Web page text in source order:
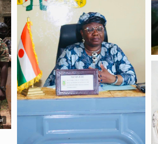
jeu pour la paix